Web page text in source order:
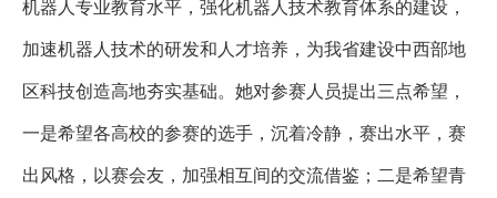
机器人专业教育水平，强化机器人技术教育体系的建设，
加速机器人技术的研发和人才培养，为我省建设中西部地
区科技创造高地夯实基础。她对参赛人员提出三点希望，
一是希望各高校的参赛的选手，沉着冷静，赛出水平，赛
出风格，以赛会友，加强相互间的交流借鉴；二是希望青